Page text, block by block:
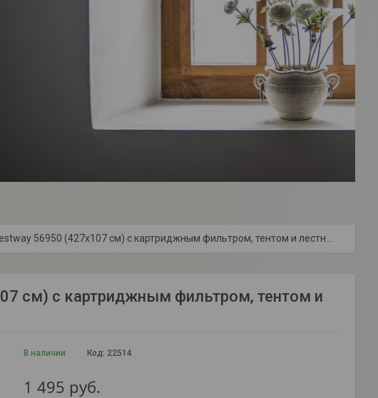
см) с картриджным фильтром, тентом и
В наличии Код: 22514
1 495 руб.